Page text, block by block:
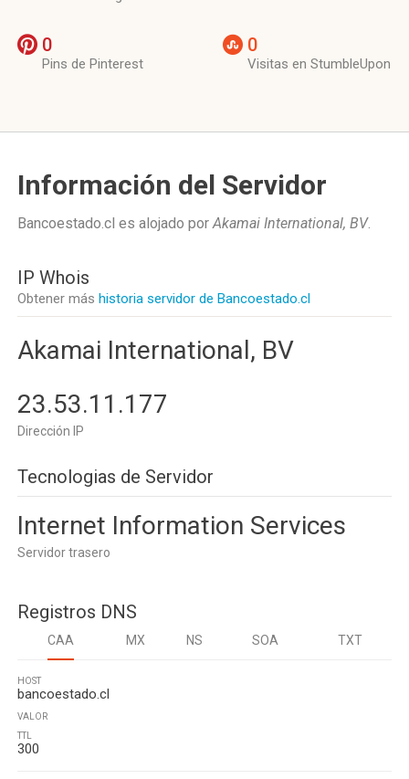
0
Pins de Pinterest
0
Visitas en StumbleUpon
Información del Servidor
Bancoestado.cl es alojado porAkamai International, BV.
IP Whois
Obtener más historia servidor de Bancoestado.cl
Akamai International, BV
23.53.11.177
Dirección IP
Tecnologias de Servidor
Internet Information Services
Servidor trasero
Registros DNS
CAA MX NS SOA TXT
HOST
bancoestado.cl
VALOR
TTL
300